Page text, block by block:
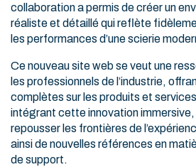
collaboration a permis de créer un
réaliste et détaillé qui reflète
les performances d’une scierie
Ce nouveau site web se veut une
les professionnels de l’industrie,
complètes sur les produits et
intégrant cette innovation
repousser les frontières de
ainsi de nouvelles références en
de support.